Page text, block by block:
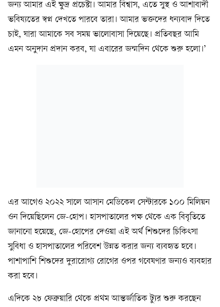
জন্য আমার এই ক্ষুদ্র প্রচেষ্টা। আমার বিশ্বাস, এতে সুস্থ ও আশাবাদী
ভবিষ্যতের স্বপ্ন দেখতে পারবে তারা। আমার ভক্তদের ধন্যবাদ দিতে
চাই, যারা আমাকে সব সময় ভালোবাসা দিয়েছে। প্রতিবছর আমি
এমন অনুদান প্রদান করব, যা এবারের জন্মদিন থেকে শুরু হলো।’
এর আগেও ২০২২ সালে আসান মেডিকেল সেন্টারকে ১০০ মিলিয়ন
ওন দিয়েছিলেন জে-হোপ। হাসপাতালের পক্ষ থেকে এক বিবৃতিতে
জানানো হয়েছে, জে-হোপের দেওয়া এই অর্থ শিশুদের চিকিৎসা
সুবিধা ও হাসপাতালের পরিবেশ উন্নত করার জন্য ব্যবহৃত হবে।
পাশাপাশি শিশুদের দুরারোগ্য রোগের ওপর গবেষণার জন্যও ব্যবহার
করা হবে।
এদিকে ২৮ ফেব্রুয়ারি থেকে প্রথম আন্তর্জাতিক ট্যুর শুরু করছেন